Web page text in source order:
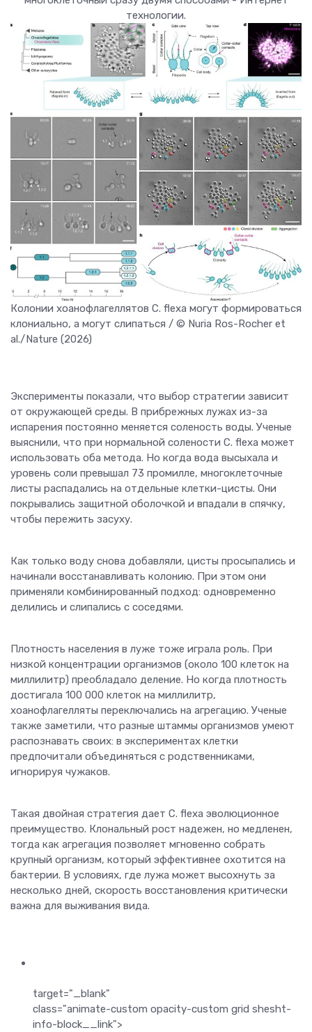
Колонии хоанофлагеллятов C. flexa могут формироваться
клониально, а могут слипаться / © Nuria Ros-Rocher et
al./Nature (2026)
Эксперименты показали, что выбор стратегии зависит
от окружающей среды. В прибрежных лужах из-за
испарения постоянно меняется соленость воды. Ученые
выяснили, что при нормальной солености C. flexa может
использовать оба метода. Но когда вода высыхала и
уровень соли превышал 73 промилле, многоклеточные
листы распадались на отдельные клетки-цисты. Они
покрывались защитной оболочкой и впадали в спячку,
чтобы пережить засуху.
Как только воду снова добавляли, цисты просыпались и
начинали восстанавливать колонию. При этом они
применяли комбинированный подход: одновременно
делились и слипались с соседями.
Плотность населения в луже тоже играла роль. При
низкой концентрации организмов (около 100 клеток на
миллилитр) преобладало деление. Но когда плотность
достигала 100 000 клеток на миллилитр,
хоанофлагелляты переключались на агрегацию. Ученые
также заметили, что разные штаммы организмов умеют
распознавать своих: в экспериментах клетки
предпочитали объединяться с родственниками,
игнорируя чужаков.
Такая двойная стратегия дает C. flexa эволюционное
преимущество. Клональный рост надежен, но медленен,
тогда как агрегация позволяет мгновенно собрать
крупный организм, который эффективнее охотится на
бактерии. В условиях, где лужа может высохнуть за
несколько дней, скорость восстановления критически
важна для выживания вида.
target="_blank"
class="animate-custom opacity-custom grid shesht-
info-block__link">